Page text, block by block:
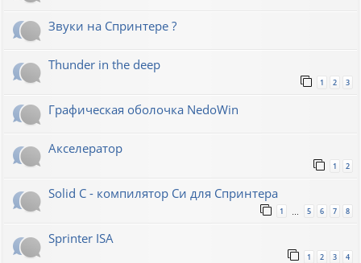
Звуки на Спринтере ?
Thunder in the deep
1 2 3
Графическая оболочка NedoWin
Акселератор
1 2
Solid C - компилятор Си для Спринтера
1 … 5 6 7 8
Sprinter ISA
1 2 3 4